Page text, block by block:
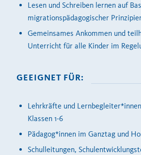
Lesen und Schreiben lernen auf
migrationspädagogischer
Gemeinsames Ankommen und
Unterricht für alle Kinder im
GEEIGNET FÜR:
Lehrkräfte und
Klassen 1-6
Pädagog*innen im Ganztag und
Schulleitungen,